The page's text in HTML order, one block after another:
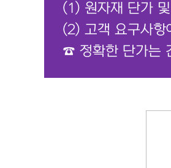
(1) 원자재 단가
(2) 고객 요구사항
☎ 정확한 단가는